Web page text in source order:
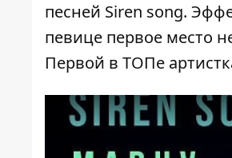
песней Siren song.
певице первое место
Первой в ТОПе